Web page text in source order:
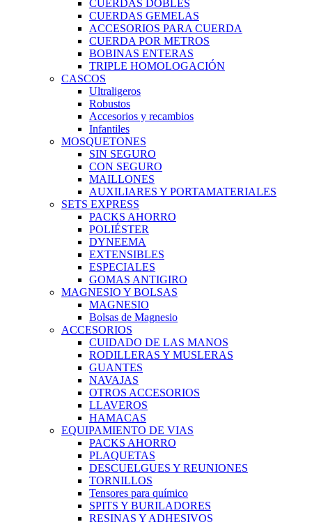
CUERDAS DOBLES
CUERDAS GEMELAS
ACCESORIOS PARA CUERDA
CUERDA POR METROS
BOBINAS ENTERAS
TRIPLE HOMOLOGACIÓN
CASCOS
Ultraligeros
Robustos
Accesorios y recambios
Infantiles
MOSQUETONES
SIN SEGURO
CON SEGURO
MAILLONES
AUXILIARES Y PORTAMATERIALES
SETS EXPRESS
PACKS AHORRO
POLIÉSTER
DYNEEMA
EXTENSIBLES
ESPECIALES
GOMAS ANTIGIRO
MAGNESIO Y BOLSAS
MAGNESIO
Bolsas de Magnesio
ACCESORIOS
CUIDADO DE LAS MANOS
RODILLERAS Y MUSLERAS
GUANTES
NAVAJAS
OTROS ACCESORIOS
LLAVEROS
HAMACAS
EQUIPAMIENTO DE VIAS
PACKS AHORRO
PLAQUETAS
DESCUELGUES Y REUNIONES
TORNILLOS
Tensores para químico
SPITS Y BURILADORES
RESINAS Y ADHESIVOS